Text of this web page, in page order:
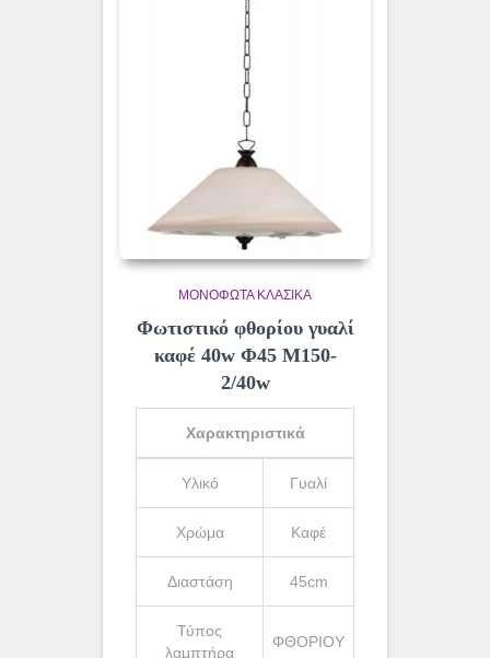
ΜΟΝΌΦΩΤΑ ΚΛΑΣΙΚΆ
Φωτιστικό φθορίου γυαλί
καφέ 40w Φ45 Μ150-
2/40w
Χαρακτηριστικά
Υλικό Γυαλί
Χρώμα Καφέ
Διαστάση 45cm
Τύπος
λαμπτήρα
ΦΘΟΡΙΟΥ